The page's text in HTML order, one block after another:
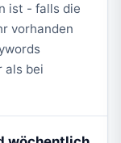
ist - falls die
vorhanden
als bei